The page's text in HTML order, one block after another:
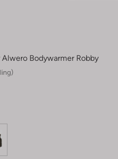
Bodywarmer Robby